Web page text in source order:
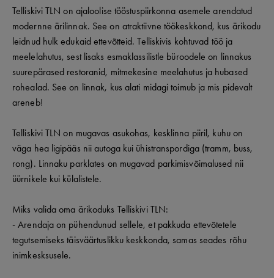
Telliskivi TLN on ajaloolise tööstuspiirkonna asemele arendatud
modernne ärilinnak. See on atraktiivne töökeskkond, kus ärikodu
leidnud hulk edukaid ettevõtteid. Telliskivis kohtuvad töö ja
meelelahutus, sest lisaks esmaklassilistle büroodele on linnakus
suurepärased restoranid, mitmekesine meelahutus ja hubased
rohealad. See on linnak, kus alati midagi toimub ja mis pidevalt
areneb!
Telliskivi TLN on mugavas asukohas, kesklinna piiril, kuhu on
väga hea ligipääs nii autoga kui ühistranspordiga (tramm, buss,
rong). Linnaku parklates on mugavad parkimisvõimalused nii
üürnikele kui külalistele.
Miks valida oma ärikoduks Telliskivi TLN:
- Arendaja on pühendunud sellele, et pakkuda ettevõtetele
tegutsemiseks täisväärtuslikku keskkonda, samas seades rõhu
inimkesksusele.